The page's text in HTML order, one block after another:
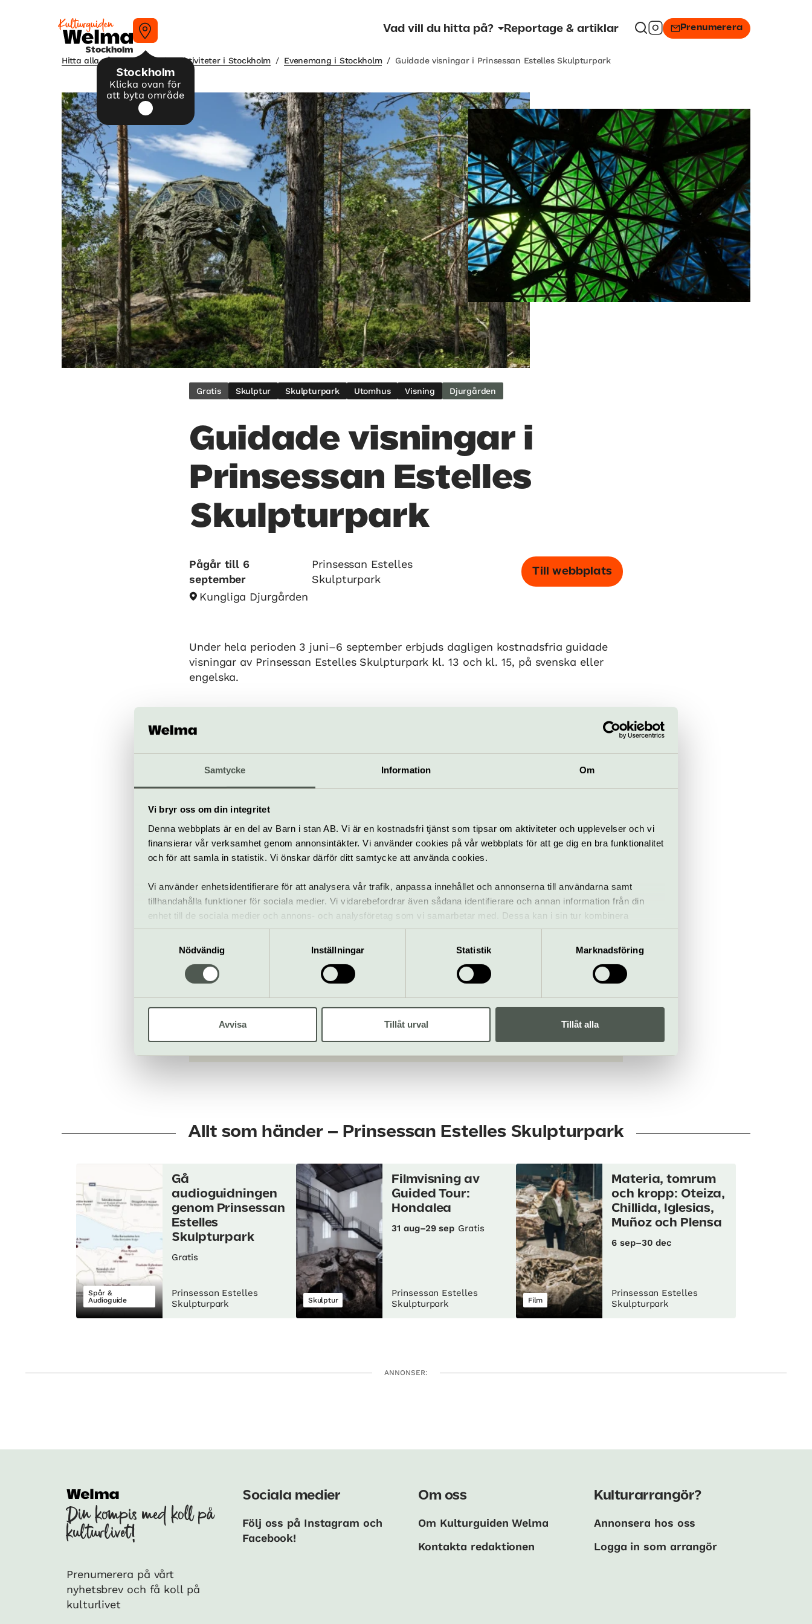
Samtycke Information Om
Vi bryr oss om din integritet
Denna webbplats är en del av Barn i stan AB. Vi är en kostnadsfri tjänst som tipsar om aktiviteter och upplevelser och vi
finansierar vår verksamhet genom annonsintäkter. Vi använder cookies på vår webbplats för att ge dig en bra funktionalitet
och för att samla in statistik. Vi önskar därför ditt samtycke att använda cookies.
Vi använder enhetsidentifierare för att analysera vår trafik, anpassa innehållet och annonserna till användarna samt
tillhandahålla funktioner för sociala medier. Vi vidarebefordrar även sådana identifierare och annan information från din
enhet till de sociala medier och annons- och analysföretag som vi samarbetar med. Dessa kan i sin tur kombinera
informationen med annan information som du har tillhandahållit eller som de har samlat in när du har använt deras tjänster.
Nödvändig
Inställningar Statistik Marknadsföring
Avvisa Tillåt urval Tillåt alla
Stockholm
Stockholm
Klicka ovan för
att byta område
Vad vill du hitta på? Reportage & artiklar Prenumerera
Hitta alla våra tips på kulturaktiviteter i Stockholm / Evenemang i Stockholm / Guidade visningar i Prinsessan Estelles Skulpturpark
Gratis Skulptur Skulpturpark Utomhus Visning Djurgården
Guidade visningar i
Prinsessan Estelles
Skulpturpark
Pågår till 6
september
Prinsessan Estelles
Skulpturpark
Kungliga Djurgården
Till webbplats
Under hela perioden 3 juni–6 september erbjuds dagligen kostnadsfria guidade
visningar av Prinsessan Estelles Skulpturpark kl. 13 och kl. 15, på svenska eller
engelska.
och de Besches väg. Ingen föranmälan krävs.
När
3 juni–6 september, 2026
Pris
Fri entré
Bra att veta
Kafé
Hiss och ramper
Restaurang
Se karta över området
Prinsessan Estelles Skulpturpark
info@preks.se
Till webbplats
Allt som händer – Prinsessan Estelles Skulpturpark
Spår &
Audioguide
Gå
audioguidningen
genom Prinsessan
Estelles
Skulpturpark
Gratis
Prinsessan Estelles
Skulpturpark
Skulptur
Filmvisning av
Guided Tour:
Hondalea
31 aug–29 sep Gratis
Prinsessan Estelles
Skulpturpark
Film
Materia, tomrum
och kropp: Oteiza,
Chillida, Iglesias,
Muñoz och Plensa
6 sep–30 dec
Prinsessan Estelles
Skulpturpark
ANNONSER:
Din kompis med koll på
kulturlivet!
Prenumerera på vårt
nyhetsbrev och få koll på
kulturlivet
Sociala medier
Följ oss på Instagram och
Facebook!
Om oss
Om Kulturguiden Welma
Kontakta redaktionen
Kulturarrangör?
Annonsera hos oss
Logga in som arrangör